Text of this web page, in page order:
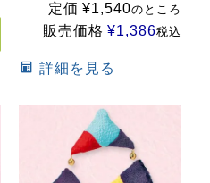
定価 ¥1,540のところ
販売価格 ¥1,386税込
詳細を見る